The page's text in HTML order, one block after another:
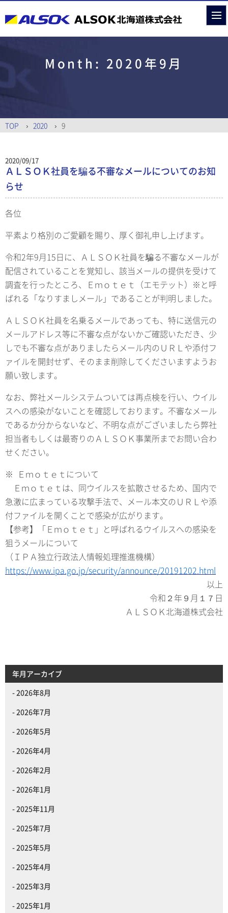
Month: 2020年9月
TOP 2020 9
2020/09/17
ＡＬＳＯＫ社員を騙る不審なメールについてのお知
らせ
各位
平素より格別のご愛顧を賜り、厚く御礼申し上げます。
令和2年9月15日に、ＡＬＳＯＫ社員を騙る不審なメールが
配信されていることを覚知し、該当メールの提供を受けて
調査を行ったところ、Ｅｍｏｔｅｔ（エモテット）※と呼
ばれる「なりすましメール」であることが判明しました。
ＡＬＳＯＫ社員を名乗るメールであっても、特に送信元の
メールアドレス等に不審な点がないかご確認いただき、少
しでも不審な点がありましたらメール内のＵＲＬや添付フ
ァイルを開封せず、そのまま削除してくださいますようお
願い致します。
なお、弊社メールシステムついては再点検を行い、ウイル
スへの感染がないことを確認しております。不審なメール
であるか分からないなど、不明な点がございましたら弊社
担当者もしくは最寄りのＡＬＳＯＫ事業所までお問い合わ
せください。
※ Ｅｍｏｔｅｔについて
Ｅｍｏｔｅｔは、同ウイルスを拡散させるため、国内で
急激に広まっている攻撃手法で、メール本文のＵＲＬや添
付ファイルを開くことで感染が広がります。
【参考】「Ｅｍｏｔｅｔ」と呼ばれるウイルスへの感染を
狙うメールについて
（ＩＰＡ独立行政法人情報処理推進機構）
https://www.ipa.go.jp/security/announce/20191202.html
以上
令和２年９月１７日
ＡＬＳＯＫ北海道株式会社
年月アーカイブ
2026年8月
2026年7月
2026年5月
2026年4月
2026年2月
2026年1月
2025年11月
2025年7月
2025年5月
2025年4月
2025年3月
2025年1月